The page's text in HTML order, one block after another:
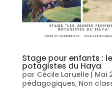
Stage pour enfants :
potagistes du Haya
par Cécile Laruelle| Mai
pédagogiques, Non